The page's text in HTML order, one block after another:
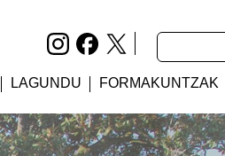
BILATU
LAGUNDU FORMAKUNTZAK